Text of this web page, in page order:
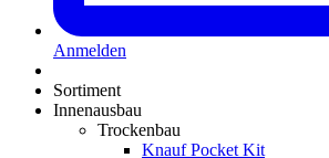
Anmelden
Sortiment
Innenausbau
Trockenbau
Knauf Pocket Kit